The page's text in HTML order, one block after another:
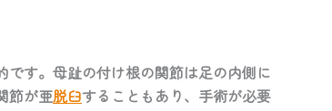
す。母趾の付け根の関節は足の内側に
節が亜脱臼することもあり、手術が必要